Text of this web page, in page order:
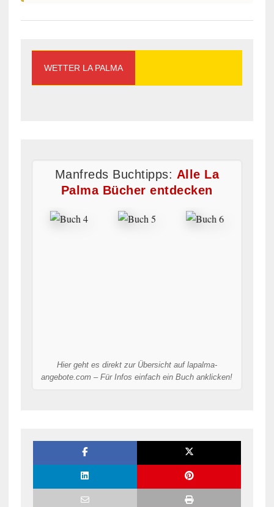
WETTER LA PALMA
Manfreds Buchtipps: Alle La
Palma Bücher entdecken
Hier geht es direkt zur Übersicht auf lapalma-
angebote.com – Für Infos einfach ein Buch anklicken!